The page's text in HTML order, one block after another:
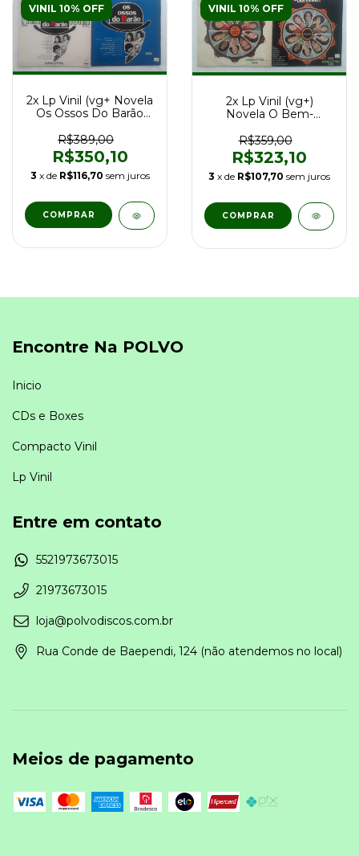
VINIL 10% OFF
2x Lp Vinil (vg+ Novela
Os Ossos Do Barão
R$389,00
R$350,10
3 x de R$116,70 sem juros
VINIL 10% OFF
2x Lp Vinil (vg+)
Novela O Bem-
1a Ed 1973
R$359,00
R$323,10
3 x de R$107,70 sem juros
Encontre Na POLVO
Inicio
CDs e Boxes
Compacto Vinil
Lp Vinil
Entre em contato
5521973673015
21973673015
loja@polvodiscos.com.br
Rua Conde de Baependi, 124 (não atendemos no local)
Meios de pagamento